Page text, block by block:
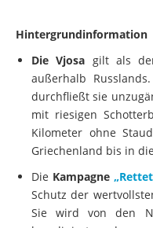
Hintergrundinformation
Die Vjosa gilt als
außerhalb
durchfließt sie
mit riesigen
Kilometer ohne
Griechenland bis in
Die Kampagne
Schutz der
Sie wird von den